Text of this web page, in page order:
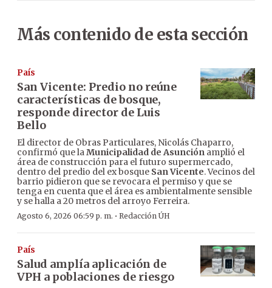
Más contenido de esta sección
País
San Vicente: Predio no reúne
características de bosque,
responde director de Luis
Bello
El director de Obras Particulares, Nicolás Chaparro,
confirmó que laMunicipalidad de Asunción amplió el
área de construcción para el futuro supermercado,
dentro del predio del ex bosque San Vicente. Vecinos del
barrio pidieron que se revocara el permiso y que se
tenga en cuenta que el área es ambientalmente sensible
y se halla a 20 metros del arroyo Ferreira.
Agosto 6, 2026 06:59 p. m. · Redacción ÚH
País
Salud amplía aplicación de
VPH a poblaciones de riesgo